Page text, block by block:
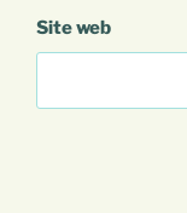
Site web